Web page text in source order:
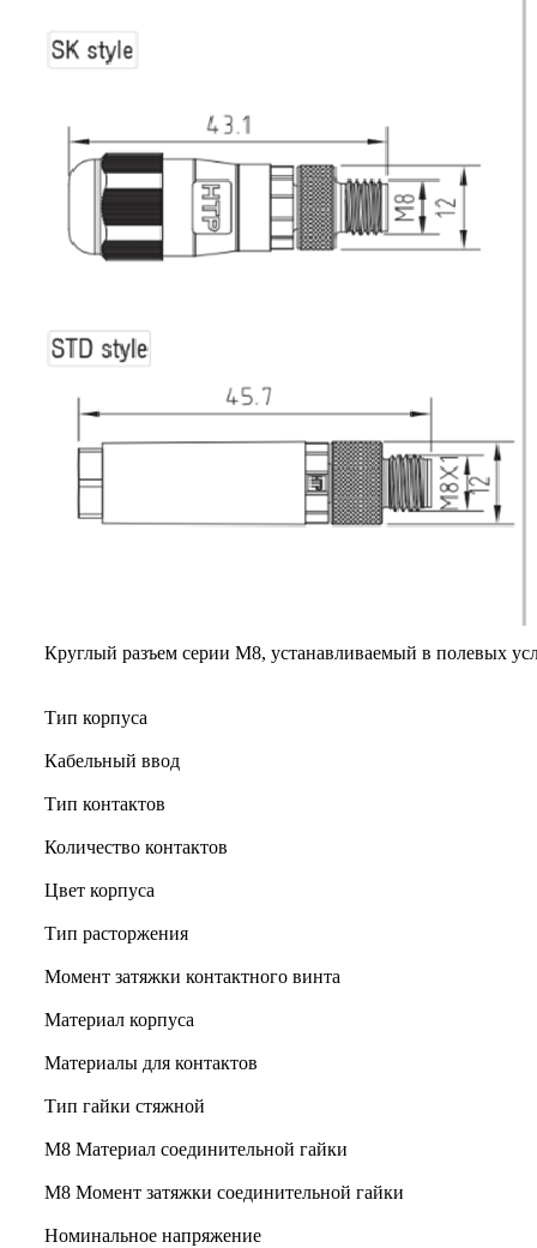
Круглый разъем серии M8, устанавливаемый в полевых
Тип корпуса
Кабельный ввод
Тип контактов
Количество контактов
Цвет корпуса
Тип расторжения
Момент затяжки контактного винта
Материал корпуса
Материалы для контактов
Тип гайки стяжной
М8 Материал соединительной гайки
M8 Момент затяжки соединительной гайки
Номинальное напряжение